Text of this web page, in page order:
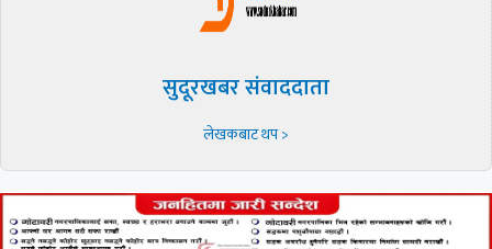
सुदूरखबर संवाददाता
लेखकबाट थप >